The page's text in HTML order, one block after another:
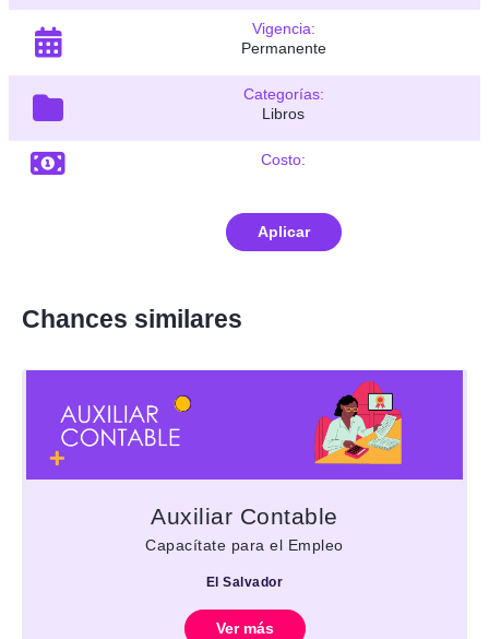
Vigencia:
Permanente
Categorías:
Libros
Costo:
Aplicar
Chances similares
Auxiliar Contable
Capacítate para el Empleo
El Salvador
Ver más